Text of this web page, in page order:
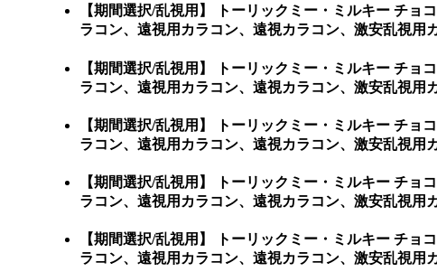
【期間選択/乱視用】 トーリックミー・ミルキー チ
ラコン、遠視用カラコン、遠視カラコン、激安乱視用
【期間選択/乱視用】 トーリックミー・ミルキー チ
ラコン、遠視用カラコン、遠視カラコン、激安乱視用
【期間選択/乱視用】 トーリックミー・ミルキー チ
ラコン、遠視用カラコン、遠視カラコン、激安乱視用
【期間選択/乱視用】 トーリックミー・ミルキー チ
ラコン、遠視用カラコン、遠視カラコン、激安乱視用
【期間選択/乱視用】 トーリックミー・ミルキー チ
ラコン、遠視用カラコン、遠視カラコン、激安乱視用